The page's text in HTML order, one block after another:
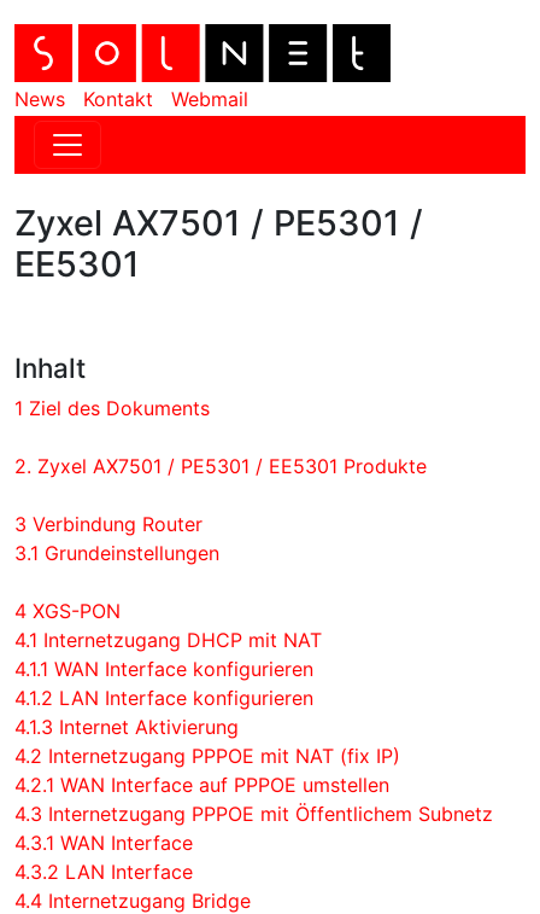
News Kontakt Webmail
Zyxel AX7501 / PE5301 /
EE5301
Inhalt
1 Ziel des Dokuments
2. Zyxel AX7501 / PE5301 / EE5301 Produkte
3 Verbindung Router
3.1 Grundeinstellungen
4 XGS-PON
4.1 Internetzugang DHCP mit NAT
4.1.1 WAN Interface konfigurieren
4.1.2 LAN Interface konfigurieren
4.1.3 Internet Aktivierung
4.2 Internetzugang PPPOE mit NAT (fix IP)
4.2.1 WAN Interface auf PPPOE umstellen
4.3 Internetzugang PPPOE mit Öffentlichem Subnetz
4.3.1 WAN Interface
4.3.2 LAN Interface
4.4 Internetzugang Bridge